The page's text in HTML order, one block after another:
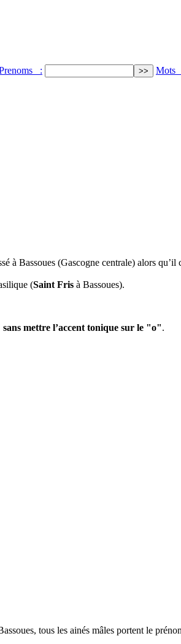
:
à Bassoues (Gascogne centrale) alors qu’il
(Saint Fris à Bassoues).
sans mettre l’accent tonique sur le "o".
tous les ainés mâles portent le